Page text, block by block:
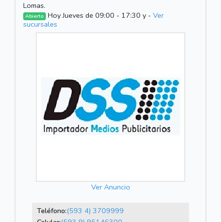
Lomas.
Abierto Hoy Jueves de 09:00 - 17:30 y - Ver
sucursales
Ver Anuncio
Teléfono:(593 4) 3709999